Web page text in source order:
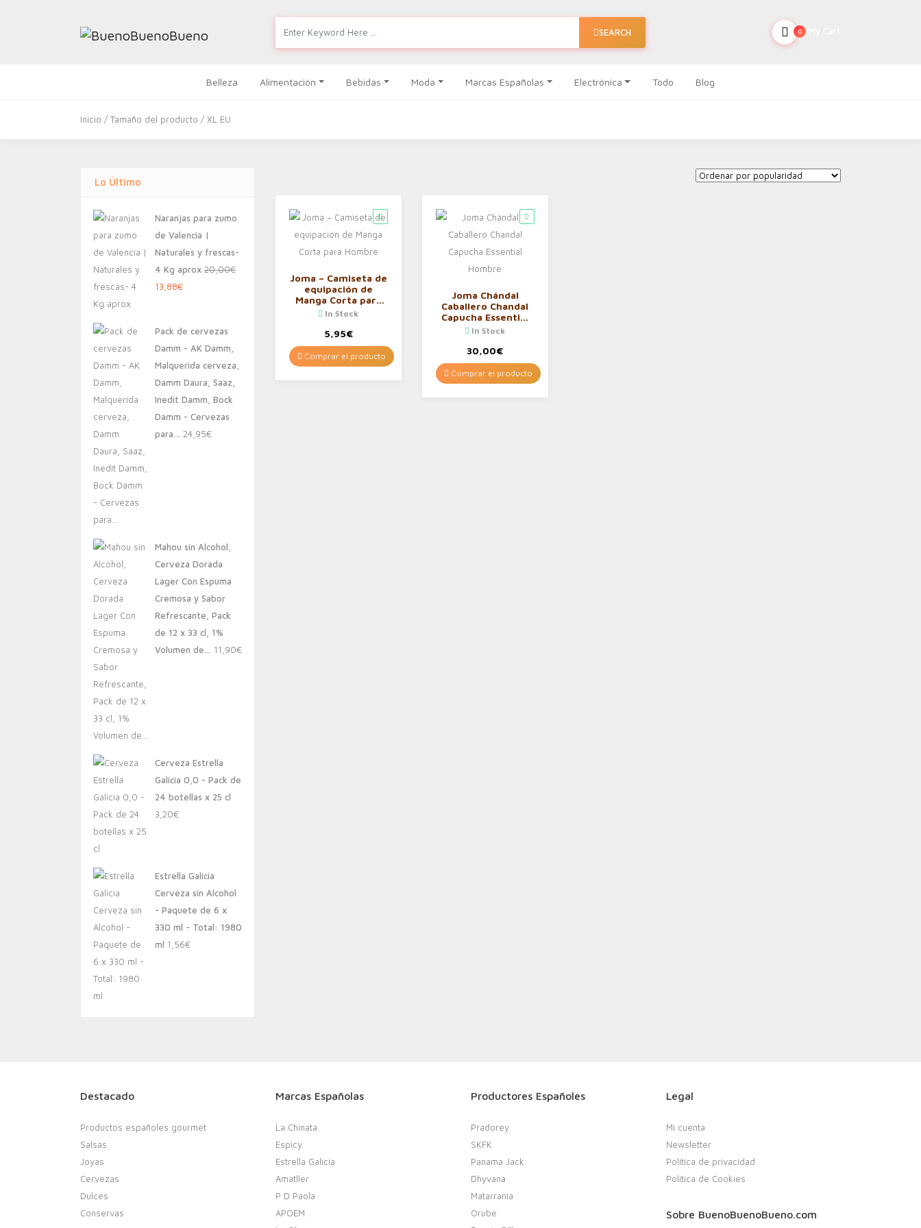
SEARCH 0
Belleza Alimentación Bebidas Moda Marcas Españolas Electrónica Todo Blog
Inicio / Tamaño del producto / XL EU
Lo Último
Naranjas para zumo
de Valencia |
Naturales y frescas-
4 Kg aprox 20,00€
El
era:
20,00€.
13,88€El
es:
13,88€.
Pack de cervezas
Damm - AK Damm,
Malquerida cerveza,
Damm Daura, Saaz,
Inedit Damm, Bock
Damm - Cervezas
para… 24,95€
Mahou sin Alcohol,
Cerveza Dorada
Lager Con Espuma
Cremosa y Sabor
Refrescante, Pack
de 12 x 33 cl, 1%
Volumen de… 11,90€
Cerveza Estrella
Galicia 0,0 - Pack de
24 botellas x 25 cl
3,20€
Estrella Galicia
Cerveza sin Alcohol
- Paquete de 6 x
330 ml - Total: 1980
ml 1,56€
Joma – Camiseta de
equipación de
Manga Corta para
Hombre
In Stock
5,95€
Comprar el producto
Joma Chándal
Caballero Chandal
Capucha Essential
Hombre
In Stock
30,00€
Comprar el producto
Destacado
Productos españoles gourmet
Salsas
Joyas
Cervezas
Dulces
Conservas
Marcas Españolas
La Chinata
Espicy
Estrella Galicia
Amatller
P D Paola
APOEM
Productores Españoles
Pradorey
SKFK
Panama Jack
Dhyvana
Matarrania
Orube
Legal
Mi cuenta
Newsletter
Política de privacidad
Política de Cookies
Sobre BuenoBuenoBueno.com